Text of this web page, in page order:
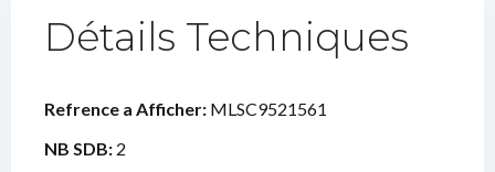
Détails Techniques
Refrence a Afficher: MLSC9521561
NB SDB: 2